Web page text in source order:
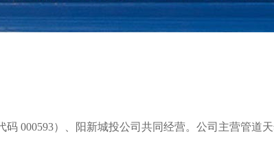
000593）、阳新城投公司共同经营。公司主营管道